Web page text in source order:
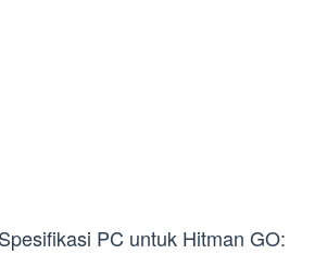
Spesifikasi PC untuk Hitman GO: